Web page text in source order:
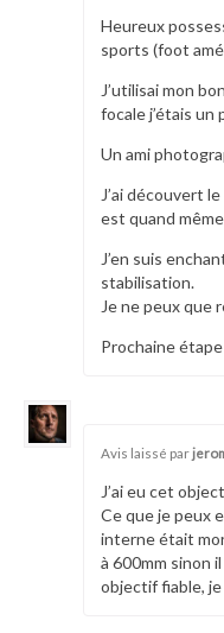
Heureux
sports (foot
J’utilisai mon
focale j’étais
Un ami
J’ai découvert
est quand
J’en suis
stabilisation.
Je ne peux que
Prochaine
25892
Avis laissé par
J’ai eu cet
Ce que je peux
interne était
à 600mm sinon
objectif fiable, je